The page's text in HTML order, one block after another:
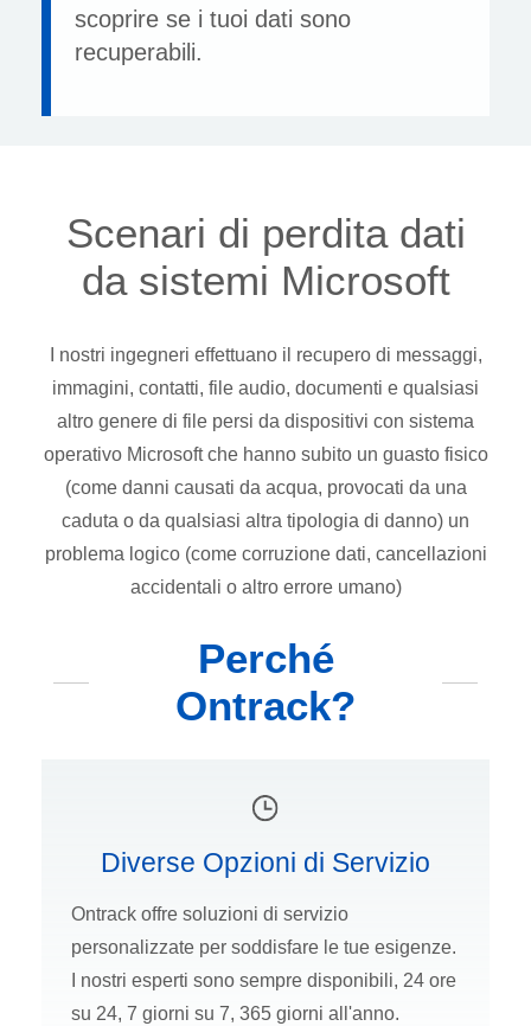
scoprire se i tuoi dati sono
recuperabili.
Scenari di perdita dati
da sistemi Microsoft
I nostri ingegneri effettuano il recupero di messaggi,
immagini, contatti, file audio, documenti e qualsiasi
altro genere di file persi da dispositivi con sistema
operativo Microsoft che hanno subito un guasto fisico
(come danni causati da acqua, provocati da una
caduta o da qualsiasi altra tipologia di danno) un
problema logico (come corruzione dati, cancellazioni
accidentali o altro errore umano)
Perché
Ontrack?
Diverse Opzioni di Servizio
Ontrack offre soluzioni di servizio
personalizzate per soddisfare le tue esigenze.
I nostri esperti sono sempre disponibili, 24 ore
su 24, 7 giorni su 7, 365 giorni all'anno.